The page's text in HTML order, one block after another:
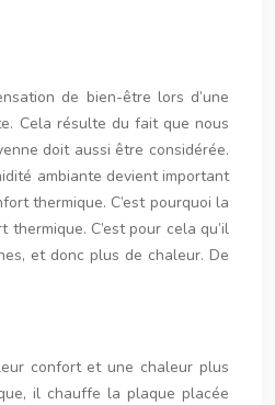
de bien-être lors d’une
Cela résulte du fait que nous
doit aussi être considérée.
ambiante devient important
thermique. C’est pourquoi la
C’est pour cela qu’il
et donc plus de chaleur. De
confort et une chaleur plus
il chauffe la plaque placée